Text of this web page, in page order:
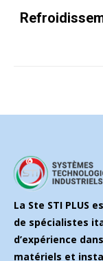
La Ste STI PLUS
de spécialistes
d’expérience
matériels et